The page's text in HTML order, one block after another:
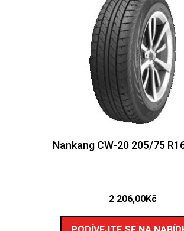
Nankang CW-20 205/75
2 206,00Kč